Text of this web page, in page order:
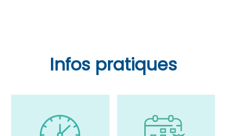
Infos pratiques